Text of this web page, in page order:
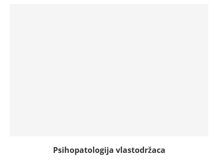
Psihopatologija vlastodržaca